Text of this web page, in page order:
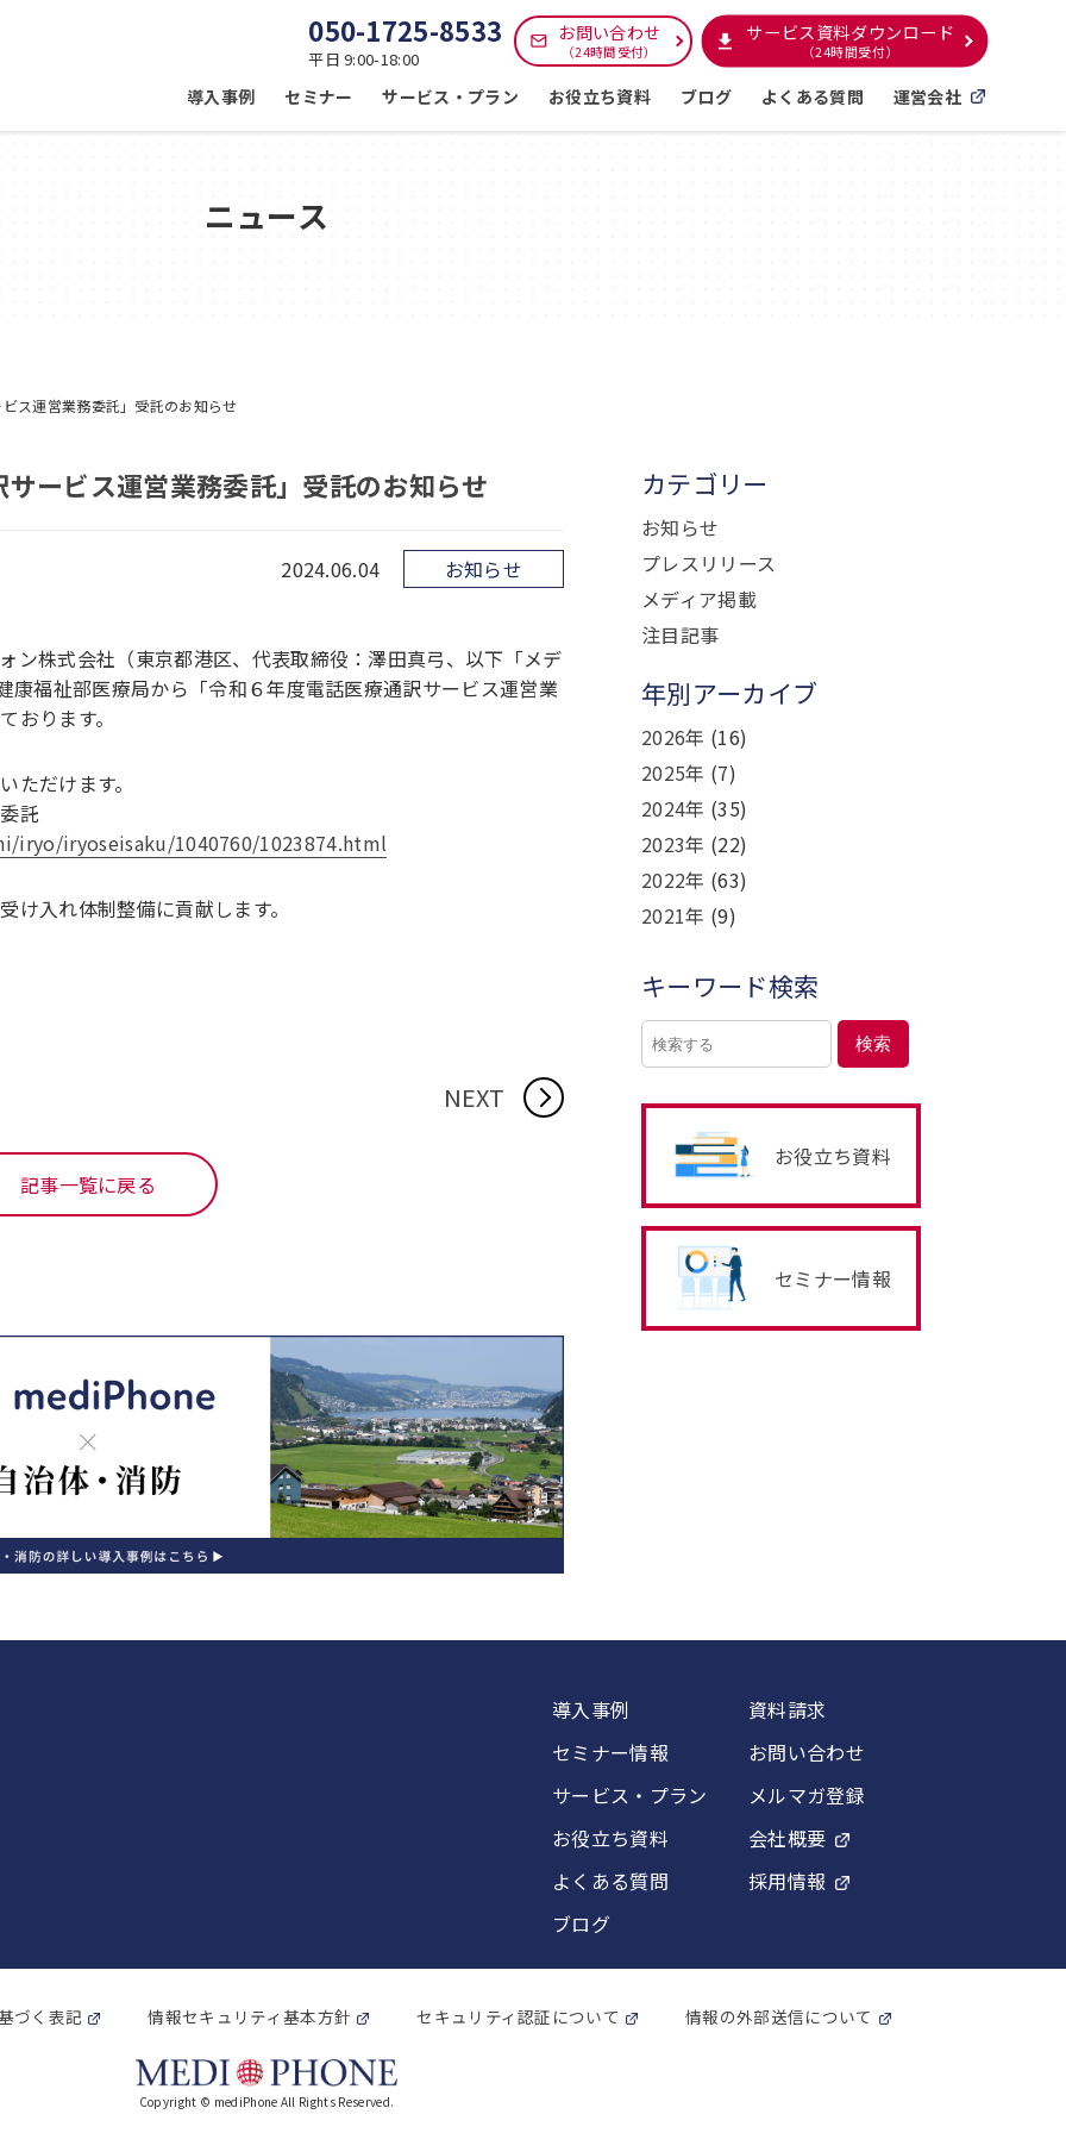
050-1725-8533
平日 9:00-18:00
お問い合わせ
（24時間受付）
サービス資料ダウンロード
（24時間受付）
導入事例 セミナー サービス・プラン お役立ち資料 ブログ よくある質問 運営会社
ニュース
ス運営業務委託」受託のお知らせ
ービス運営業務委託」受託のお知らせ
2024.06.04 お知らせ
ン株式会社（東京都港区、代表取締役：澤田真弓、以下「メデ
福祉部医療局から「令和６年度電話医療通訳サービス運営業
おります。
ただけます。
託
iryo/iryoseisaku/1040760/1023874.html
け入れ体制整備に貢献します。
NEXT
記事一覧に戻る
カテゴリー
お知らせ
プレスリリース
メディア掲載
注目記事
年別アーカイブ
2026年 (16)
2025年 (7)
2024年 (35)
2023年 (22)
2022年 (63)
2021年 (9)
キーワード検索
検索
お役立ち資料
セミナー情報
導入事例
セミナー情報
サービス・プラン
お役立ち資料
よくある質問
ブログ
資料請求
お問い合わせ
メルマガ登録
会社概要
採用情報
づく表記 情報セキュリティ基本方針 セキュリティ認証について 情報の外部送信について
Copyright © mediPhone All Rights Reserved.